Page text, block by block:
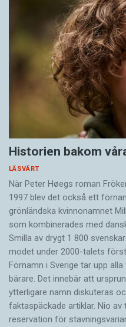
Historien bakom
LÄSVÄRT
När Peter Høegs roman
1997 blev det också ett
grönländska kvinnonamnet
som kombinerades med
Smilla av drygt 1 800
modet under 2000-talets
Förnamn i Sverige tar upp
bärare. Det innebär att
ytterligare namn diskuteras
faktaspäckade artiklar. Nio
reservation för